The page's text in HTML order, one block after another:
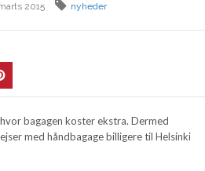
2015 nyheder
bagagen koster ekstra. Dermed
med håndbagage billigere til Helsinki